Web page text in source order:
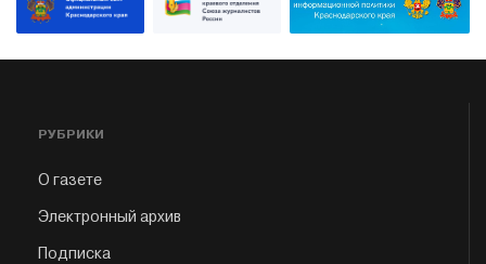
РУБРИКИ
О газете
Электронный архив
Подписка